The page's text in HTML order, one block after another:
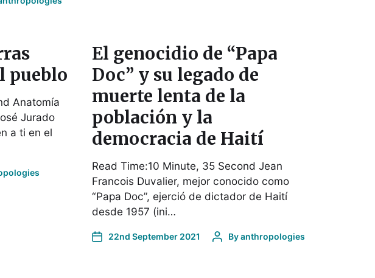
pueblo
Anatomía
Jurado
a ti en el
El genocidio de “Papa
Doc” y su legado de
muerte lenta de la
población y la
democracia de Haití
Read Time:10 Minute, 35 Second Jean
Francois Duvalier, mejor conocido como
“Papa Doc”, ejerció de dictador de Haití
desde 1957 (ini…
22nd September 2021 Byanthropologies